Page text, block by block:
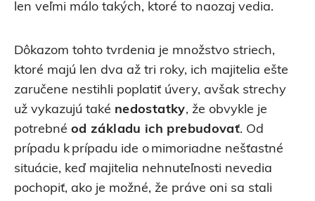
len veľmi málo takých, ktoré to naozaj vedia.
Dôkazom tohto tvrdenia je množstvo striech,
ktoré majú len dva až tri roky, ich majitelia ešte
zaručene nestihli poplatiť úvery, avšak strechy
už vykazujú také nedostatky, že obvykle je
potrebné od základu ich prebudovať. Od
prípadu k prípadu ide o mimoriadne nešťastné
situácie, keď majitelia nehnuteľnosti nevedia
pochopiť, ako je možné, že práve oni sa stali